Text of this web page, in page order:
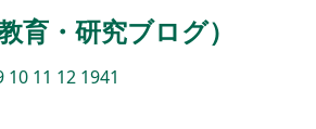
育・研究ブログ）
10 11 12 1941